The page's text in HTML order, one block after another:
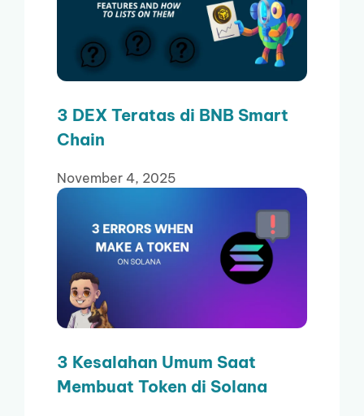
3 DEX Teratas di BNB Smart
Chain
November 4, 2025
3 Kesalahan Umum Saat
Membuat Token di Solana